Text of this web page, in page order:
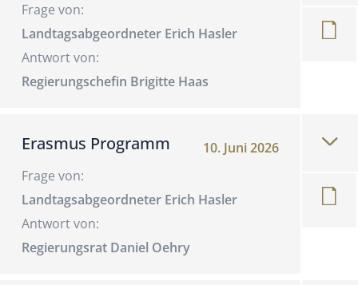
Frage von:
Landtagsabgeordneter Erich Hasler
Antwort von:
Regierungschefin Brigitte Haas
Erasmus Programm
10. Juni 2026
Frage von:
Landtagsabgeordneter Erich Hasler
Antwort von:
Regierungsrat Daniel Oehry